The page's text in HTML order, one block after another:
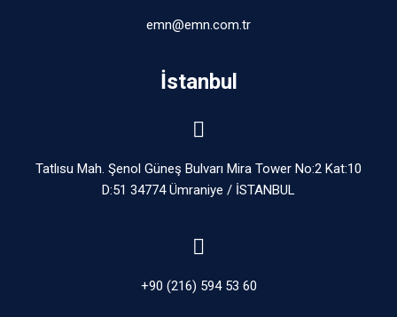
emn@emn.com.tr
İstanbul
Tatlısu Mah. Şenol Güneş Bulvarı Mira Tower No:2 Kat:10
D:51 34774 Ümraniye / İSTANBUL
+90 (216) 594 53 60